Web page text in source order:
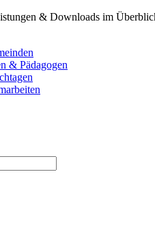
& Downloads im
& Pädagogen